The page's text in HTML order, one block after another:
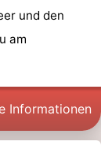
und den
am
Informationen